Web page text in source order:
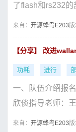
了flash和rs232
来自： 开源蜂鸟E203版
【分享】 改进
功耗 进行
一、队伍介绍报
欣倓指导老师：
来自： 开源蜂鸟E203版